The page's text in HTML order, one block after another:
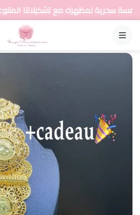
مع تشكيلاتنا المتنوعة من المجوهرات
القائمة